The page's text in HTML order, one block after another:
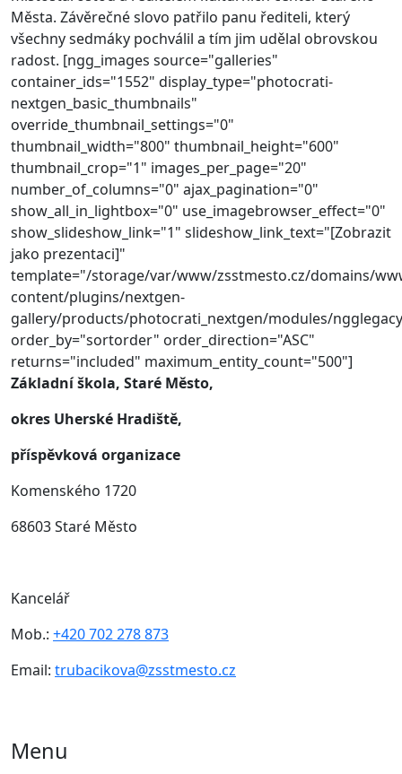
Města. Závěrečné slovo patřilo panu řediteli, který
všechny sedmáky pochválil a tím jim udělal obrovskou
radost. [ngg_images source="galleries"
container_ids="1552" display_type="photocrati-
nextgen_basic_thumbnails"
override_thumbnail_settings="0"
thumbnail_width="800" thumbnail_height="600"
thumbnail_crop="1" images_per_page="20"
number_of_columns="0" ajax_pagination="0"
show_all_in_lightbox="0" use_imagebrowser_effect="0"
show_slideshow_link="1" slideshow_link_text="[Zobrazit
jako prezentaci]"
template="/storage/var/www/zsstmesto.cz/domains/
content/plugins/nextgen-
gallery/products/photocrati_nextgen/modules/
order_by="sortorder" order_direction="ASC"
returns="included" maximum_entity_count="500"]
Základní škola, Staré Město,
okres Uherské Hradiště,
příspěvková organizace
Komenského 1720
68603 Staré Město
Kancelář
Mob.: +420 702 278 873
Email: trubacikova@zsstmesto.cz
Menu